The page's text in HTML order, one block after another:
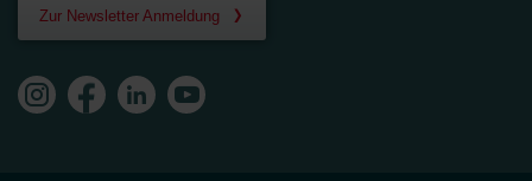
Zur Newsletter Anmeldung